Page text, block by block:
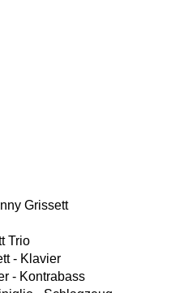
Grissett
Trio
- Klavier
- Kontrabass